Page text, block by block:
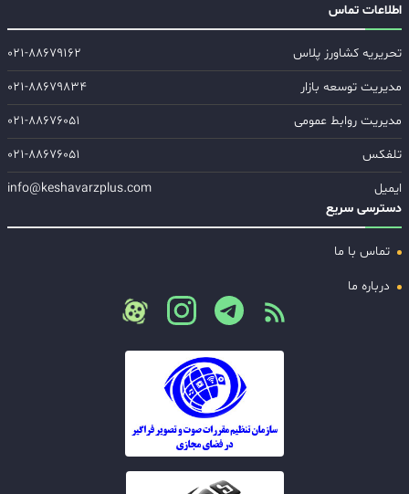
اطلاعات تماس
تحریریه کشاورز پلاس
۰۲۱-۸۸۶۷۹۱۶۲
مدیریت توسعه بازار
۰۲۱-۸۸۶۷۹۸۳۴
مدیریت روابط عمومی
۰۲۱-۸۸۶۷۶۰۵۱
تلفکس
۰۲۱-۸۸۶۷۶۰۵۱
ایمیل
info@keshavarzplus.com
دسترسی سریع
تماس با ما
درباره ما